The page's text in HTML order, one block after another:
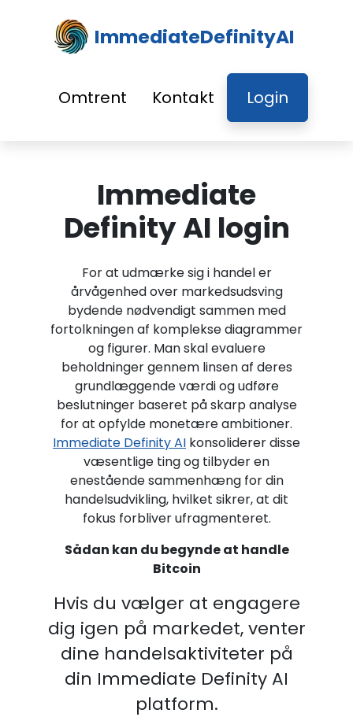
ImmediateDefinityAI
Omtrent Kontakt Login
Immediate
Definity AI login
For at udmærke sig i handel er
årvågenhed over markedsudsving
bydende nødvendigt sammen med
fortolkningen af komplekse diagrammer
og figurer. Man skal evaluere
beholdninger gennem linsen af deres
grundlæggende værdi og udføre
beslutninger baseret på skarp analyse
for at opfylde monetære ambitioner.
Immediate Definity AI konsoliderer disse
væsentlige ting og tilbyder en
enestående sammenhæng for din
handelsudvikling, hvilket sikrer, at dit
fokus forbliver ufragmenteret.
Sådan kan du begynde at handle
Bitcoin
Hvis du vælger at engagere
dig igen på markedet, venter
dine handelsaktiviteter på
din Immediate Definity AI
platform.